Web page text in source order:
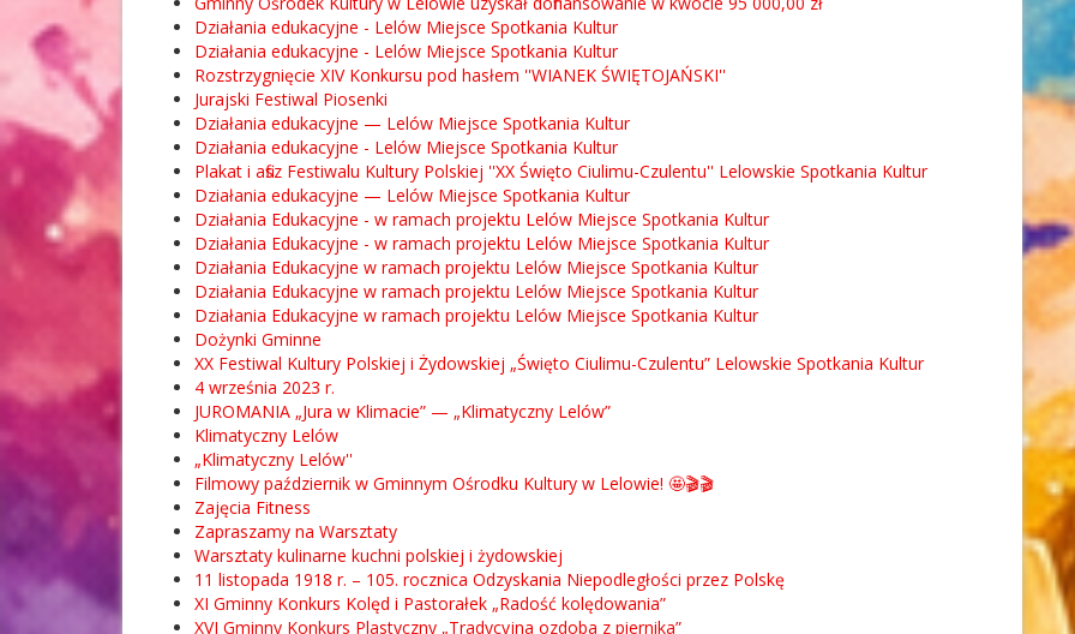
Działania edukacyjne - Lelów Miejsce Spotkania Kultur
Działania edukacyjne - Lelów Miejsce Spotkania Kultur
Rozstrzygnięcie XIV Konkursu pod hasłem ''WIANEK ŚWIĘTOJAŃSKI''
Jurajski Festiwal Piosenki
Działania edukacyjne — Lelów Miejsce Spotkania Kultur
Działania edukacyjne - Lelów Miejsce Spotkania Kultur
Plakat i afisz Festiwalu Kultury Polskiej ''XX Święto Ciulimu-Czulentu'' Lelowskie Spotkania Kultur
Działania edukacyjne — Lelów Miejsce Spotkania Kultur
Działania Edukacyjne - w ramach projektu Lelów Miejsce Spotkania Kultur
Działania Edukacyjne - w ramach projektu Lelów Miejsce Spotkania Kultur
Działania Edukacyjne w ramach projektu Lelów Miejsce Spotkania Kultur
Działania Edukacyjne w ramach projektu Lelów Miejsce Spotkania Kultur
Działania Edukacyjne w ramach projektu Lelów Miejsce Spotkania Kultur
Dożynki Gminne
XX Festiwal Kultury Polskiej i Żydowskiej „Święto Ciulimu-Czulentu” Lelowskie Spotkania Kultur
4 września 2023 r.
JUROMANIA „Jura w Klimacie” — „Klimatyczny Lelów”
Klimatyczny Lelów
„Klimatyczny Lelów''
Filmowy październik w Gminnym Ośrodku Kultury w Lelowie! 🤩🎬🎬
Zajęcia Fitness
Zapraszamy na Warsztaty
Warsztaty kulinarne kuchni polskiej i żydowskiej
11 listopada 1918 r. – 105. rocznica Odzyskania Niepodległości przez Polskę
XI Gminny Konkurs Kolęd i Pastorałek „Radość kolędowania”
XVI Gminny Konkurs Plastyczny „Tradycyjna ozdoba z piernika”